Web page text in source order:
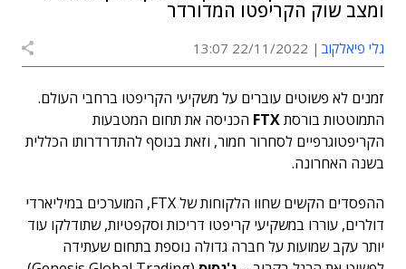
ומצב שוק הקריפטו המדורדר
גלי פיאלקוב 22/11/2022 13:07
זמנים לא פשוטים עוברים על משקיעי הקריפטו ברחבי העולם.
התמוטטות בורסתFTX הכניסה את תחום המטבעות
הקריפטוגרפיים לסחרור חמור, וזאת בנוסף להתדרדרותו הכללית
בשנה האחרונה.
ההפסדים הקשים שחוו הלקוחות של FTX, המוערכים במיליארדי
דולרים, עוררו במשקיעי קריפטו דריכות וסקפטיות, שתודלקו עוד
יותר עקב שמועות על חברה גדולה נוספת בתחום שעתידה